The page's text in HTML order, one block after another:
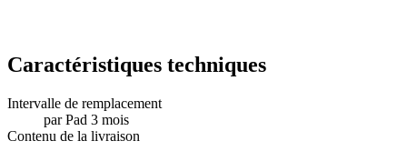
Caractéristiques techniques
Intervalle de remplacement
par Pad 3 mois
Contenu de la livraison